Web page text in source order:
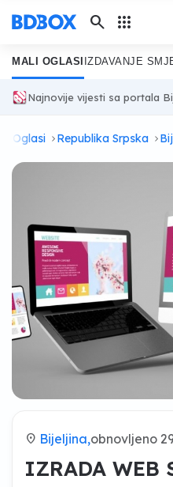
search apps
MALI OGLASI IZDAVANJE
Najnovije vijesti sa portala
Oglasi Republika Srpska
location_on Bijeljina,obnovljeno
IZRADA WEB